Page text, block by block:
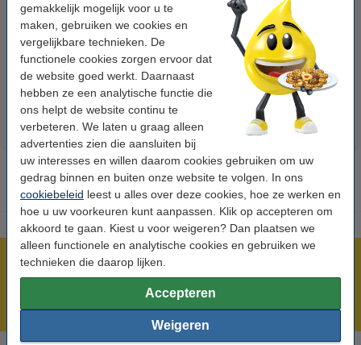
gemakkelijk mogelijk voor u te
maken, gebruiken we cookies en
vergelijkbare technieken. De
functionele cookies zorgen ervoor dat
de website goed werkt. Daarnaast
hebben ze een analytische functie die
ons helpt de website continu te
verbeteren. We laten u graag alleen
advertenties zien die aansluiten bij
uw interesses en willen daarom cookies gebruiken om uw
gedrag binnen en buiten onze website te volgen. In ons
cookiebeleid leest u alles over deze cookies, hoe ze werken en
hoe u uw voorkeuren kunt aanpassen. Klik op accepteren om
akkoord te gaan. Kiest u voor weigeren? Dan plaatsen we
alleen functionele en analytische cookies en gebruiken we
technieken die daarop lijken.
Accepteren
Weigeren
123accu Xtreme Power MN1500
Penlite AA batterij 24 stuks
€ 14,95 Incl. 21% btw
123inkt kopieerpapier 1 doos
van 2500 vellen A4 - 80 g/m²
€ 33,50 Incl. 21% btw
Meer dan 5 miljoen klanten!
Laagsteprijsgarantie!